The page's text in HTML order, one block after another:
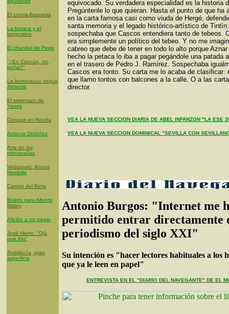
El contra-Baqueira
La butaca y el
langostino
El chandal de Pepe
"¿En Cancún, no,
picha?"
La burocracua según
Almonte
El setienazo de
Yanes
Cenizas en Ronda
Antonio Ordóñez
Arte en las
minusvalías
Velázquez, Annus
Horribilis
Campo del Betis
Bolero para Alberto
Matey
Afición a no pagar
José Hierro: "Ojú,
qué frío"
Andalucía, gran
superficie
equivocado. Su verdadera especialidad es la historia
Pregúntenle lo que quieran. Hasta el punto de que ha
en la carta famosa casi como viuda de Hergé,
santa memoria y el legado histórico-artístico de
sospechaba que Cascos entendiera tanto de tebeos.
era simplemente un político del tebeo. Y no me
cabreo que debe de tener en todo lo alto porque
hecho la petaca lo iba a pagar pegándole una patada
en el trasero de Pedro J. Ramírez. Sospechaba
Cascos era tonto. Su carta me lo acaba de clasificar:
que llamo tontos con balcones a la calle. O a las
director.
VEA LA NUEVA SECCION DIARIA DE ABEL INFANZON "LA ESE
VEA LA NUEVA SECCION DOMINICAL "SEVILLA CON
Antonio Burgos: "Internet me
permitido entrar directamente
periodismo del siglo XXI"
Su intención es "hacer lectores habituales a los
que ya le leen en papel"
ENTREVISTA EN EL "DIARIO DEL NAVEGANTE" DE EL